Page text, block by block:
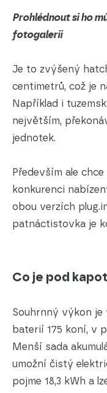
Prohlédnout si ho
fotogalerii
Je to zvýšený
centimetrů, což je
Například i
největším,
jednotek.
Především ale
konkurenci
obou verzích
patnáctistovka je
Co je pod
Souhrnný výkon
baterií 175 koní, v
Menší sada
umožní čistý
pojme 18,3 kWh a